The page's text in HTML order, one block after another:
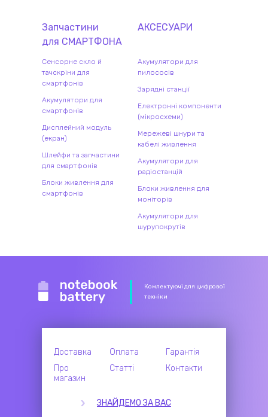
Запчастини
для СМАРТФОНА
Сенсорне скло й
тачскріни для
смартфонів
Акумулятори для
смартфонів
Дисплейний модуль
(екран)
Шлейфи та запчастини
для смартфонів
Блоки живлення для
смартфонів
АКСЕСУАРИ
Акумулятори для
пилососів
Зарядні станції
Електронні компоненти
(мікросхеми)
Мережеві шнури та
кабелі живлення
Акумулятори для
радіостанцій
Блоки живлення для
моніторів
Акумулятори для
шурупокрутів
Комлектуючі для цифрової
техніки
Доставка Оплата
Гарантія
Про
магазин
Статті Контакти
ЗНАЙДЕМО ЗА ВАС